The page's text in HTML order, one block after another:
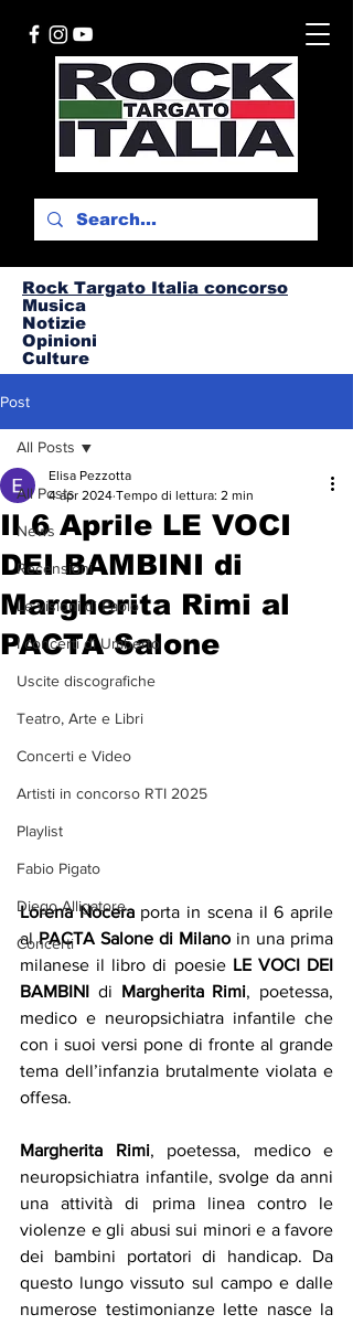
Rock Targato Italia concorso
Musica
Notizie
Opinioni
Culture
Post
All Posts
News
Recensioni
Le visioni di Paolo
I concerti di Umberto
Uscite discografiche
Teatro, Arte e Libri
Concerti e Video
Artisti in concorso RTI 2025
Playlist
Fabio Pigato
Diego Alligatore
Concerti
All Posts
Il 6 Aprile LE VOCI
DEI BAMBINI di
Margherita Rimi al
PACTA Salone
Elisa Pezzotta
4 apr 2024 Tempo di lettura: 2 min
Lorena Nocera porta in scena il 6 aprile
al PACTA Salone di Milano in una prima
milanese il libro di poesie LE VOCI DEI
BAMBINI di Margherita Rimi, poetessa,
medico e neuropsichiatra infantile che
con i suoi versi pone di fronte al grande
tema dell’infanzia brutalmente violata e
offesa.
Margherita Rimi, poetessa, medico e
neuropsichiatra infantile, svolge da anni
una attività di prima linea contro le
violenze e gli abusi sui minori e a favore
dei bambini portatori di handicap. Da
questo lungo vissuto sul campo e dalle
numerose testimonianze lette nasce la